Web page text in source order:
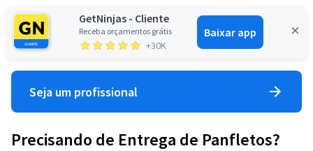
GetNinjas - Cliente
Receba orçamentos grátis
+30K
Baixar app
Entrar
Seja um profissional
Precisando de Entrega de Panfletos?